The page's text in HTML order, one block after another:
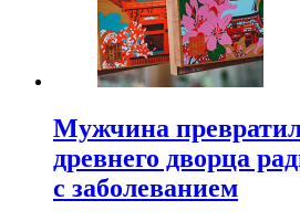
Мужчина
древнего дворца
с заболеванием